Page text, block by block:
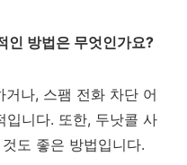
인 방법은 무엇인가요?
나, 스팸 전화 차단 어
입니다. 또한, 두낫콜 사
도 좋은 방법입니다.